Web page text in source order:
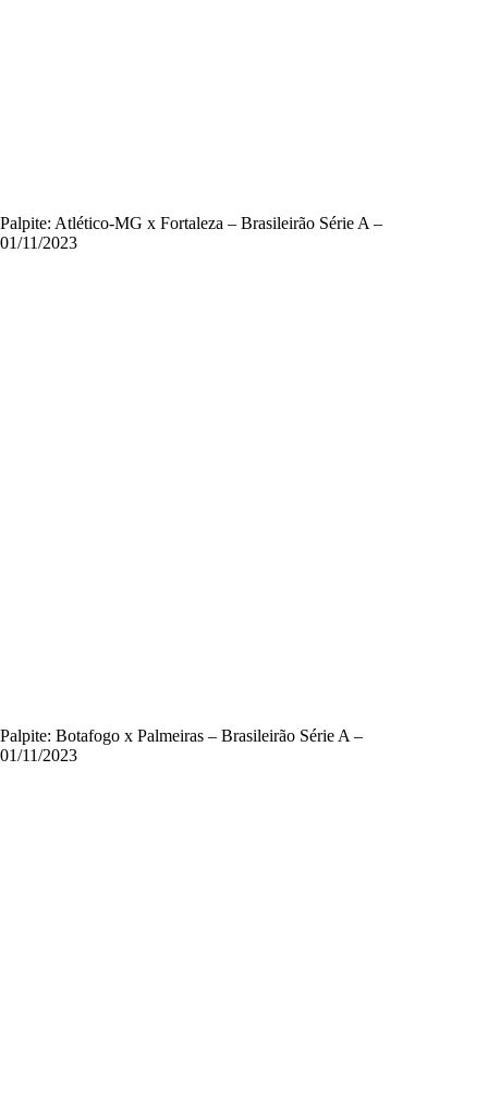
Palpite: Atlético-MG x Fortaleza – Brasileirão Série A –
01/11/2023
Palpite: Botafogo x Palmeiras – Brasileirão Série A –
01/11/2023